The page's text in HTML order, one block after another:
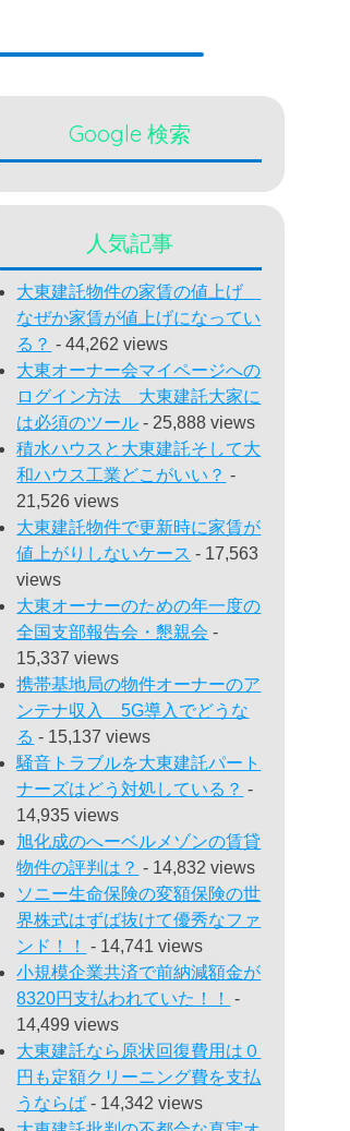
Google 検索
人気記事
大東建託物件の家賃の値上げ
なぜか家賃が値上げになってい
る？ - 44,262 views
大東オーナー会マイページへの
ログイン方法 大東建託大家に
は必須のツール - 25,888 views
積水ハウスと大東建託そして大
和ハウス工業どこがいい？ -
21,526 views
大東建託物件で更新時に家賃が
値上がりしないケース - 17,563
views
大東オーナーのための年一度の
全国支部報告会・懇親会 -
15,337 views
携帯基地局の物件オーナーのア
ンテナ収入 5G導入でどうな
る - 15,137 views
騒音トラブルを大東建託パート
ナーズはどう対処している？ -
14,935 views
旭化成のへーベルメゾンの賃貸
物件の評判は？ - 14,832 views
ソニー生命保険の変額保険の世
界株式はずば抜けて優秀なファ
ンド！！
- 14,741 views
小規模企業共済で前納減額金が
8320円支払われていた！！
-
14,499 views
大東建託なら原状回復費用は０
円も定額クリーニング費を支払
うならば - 14,342 views